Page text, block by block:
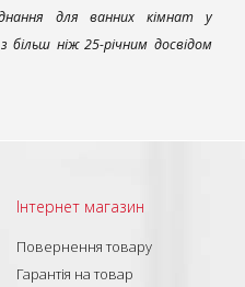
для ванних кімнат у
більш ніж 25-річним досвідом
Інтернет магазин
Повернення товару
Гарантія на товар